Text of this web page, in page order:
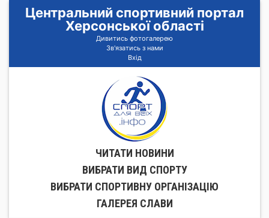
Центральний спортивний портал
Херсонської області
Дивитись фотогалерею
Зв'язатись з нами
Вхід
ЧИТАТИ НОВИНИ
ВИБРАТИ ВИД СПОРТУ
ВИБРАТИ СПОРТИВНУ ОРГАНIЗАЦIЮ
ГАЛЕРЕЯ СЛАВИ